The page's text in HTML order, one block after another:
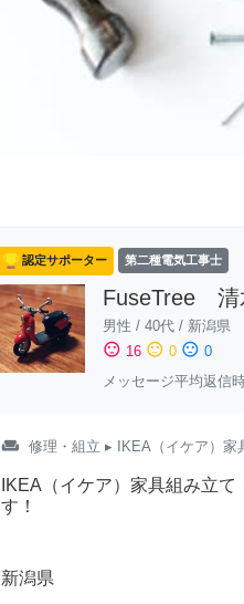
認定サポーター 第二種電気工事士
FuseTree 清
男性 / 40代/ 新潟県
sentiment_satisfied 16 sentiment_neutral 0 sentiment_dissatisfied 0
メッセージ平均返信
weekend 修理・組立 ▸ IKEA（イケア）家
IKEA（イケア）家具組み立て
す！
新潟県